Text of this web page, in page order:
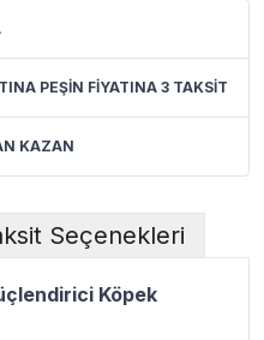
PEŞİN FİYATINA 3 TAKSİT
KAZAN
Seçenekleri
Köpek